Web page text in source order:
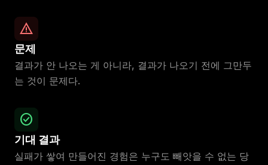
warning
문제
결과가 안 나오는 게 아니라, 결과가 나오기 전에 그만두
는 것이 문제다.
check_circle
기대 결과
실패가 쌓여 만들어진 경험은 누구도 빼앗을 수 없는 당